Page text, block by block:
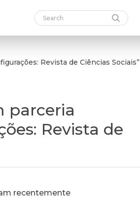
Revista de Ciências Sociais”
parceria
Revista de
recentemente